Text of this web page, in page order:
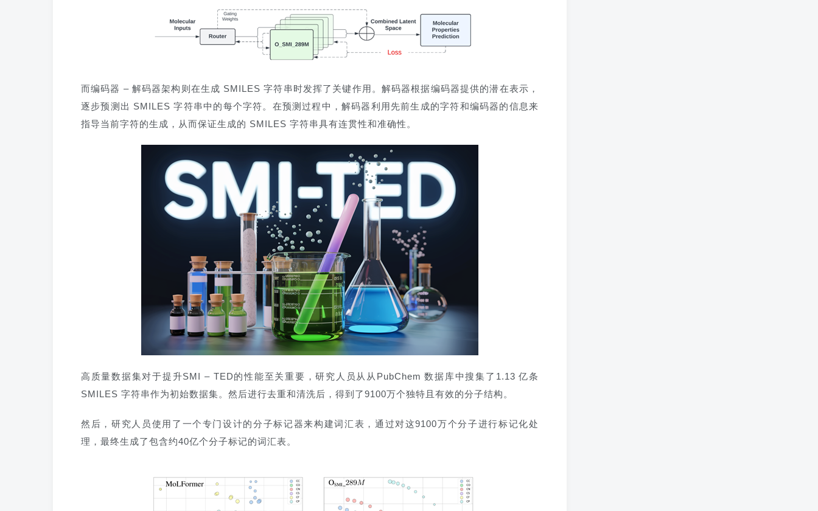
而编码器 – 解码器架构则在生成 SMILES 字符串时发挥了关键作用。解码器根据编码器提供的潜在表示，
逐步预测出 SMILES 字符串中的每个字符。在预测过程中，解码器利用先前生成的字符和编码器的信息来
指导当前字符的生成，从而保证生成的 SMILES 字符串具有连贯性和准确性。
高质量数据集对于提升SMI – TED的性能至关重要，研究人员从从PubChem 数据库中搜集了1.13 亿条
SMILES 字符串作为初始数据集。然后进行去重和清洗后，得到了9100万个独特且有效的分子结构。
然后，研究人员使用了一个专门设计的分子标记器来构建词汇表，通过对这9100万个分子进行标记化处
理，最终生成了包含约40亿个分子标记的词汇表。